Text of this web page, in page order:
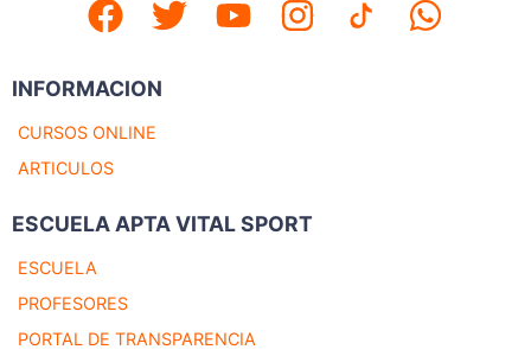
INFORMACION
CURSOS ONLINE
ARTICULOS
ESCUELA APTA VITAL SPORT
ESCUELA
PROFESORES
PORTAL DE TRANSPARENCIA